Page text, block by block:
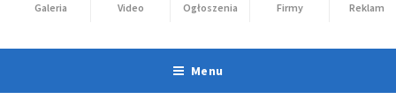
Galeria Video Ogłoszenia Firmy Reklama
Menu